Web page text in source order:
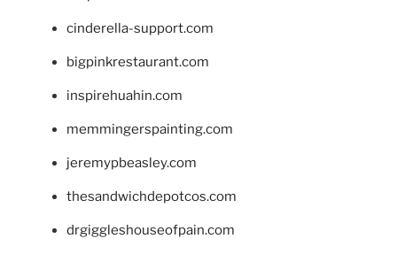
cinderella-support.com
bigpinkrestaurant.com
inspirehuahin.com
memmingerspainting.com
jeremypbeasley.com
thesandwichdepotcos.com
drgiggleshouseofpain.com